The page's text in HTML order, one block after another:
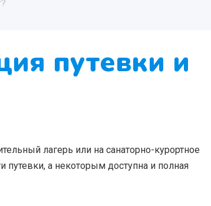
путевки и
лагерь или на санаторно-курортное
путевки, а некоторым доступна и полная